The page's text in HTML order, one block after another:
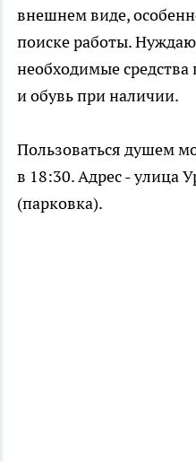
внешнем виде,
поиске работы.
необходимые
и обувь при наличии.
Пользоваться душем
в 18:30. Адрес - улица
(парковка).